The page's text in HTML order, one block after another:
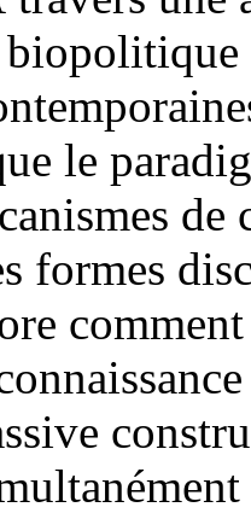
le
formes